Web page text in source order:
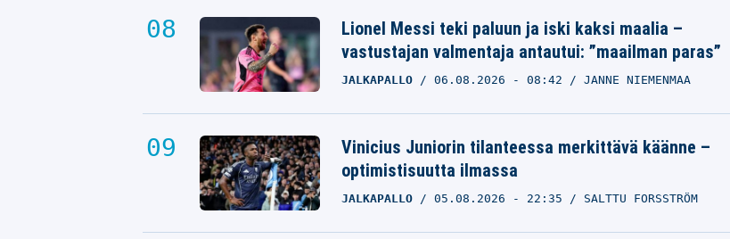
Lionel Messi teki paluun ja iski kaksi maalia –
vastustajan valmentaja antautui: ”maailman paras”
JALKAPALLO 06.08.2026 - 08:42 JANNE NIEMENMAA
Vinicius Juniorin tilanteessa merkittävä käänne –
optimistisuutta ilmassa
JALKAPALLO 05.08.2026 - 22:35 SALTTU FORSSTRÖM